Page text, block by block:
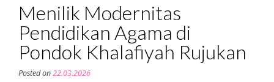
Menilik Modernitas
Pendidikan Agama di
Pondok Khalafiyah Rujukan
Posted on22.03.2026